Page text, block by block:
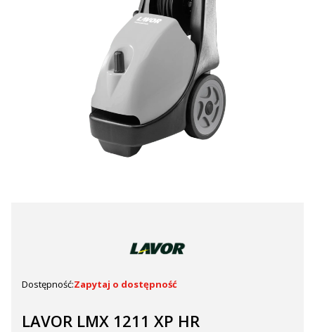
Dostępność:Zapytaj o dostępność
LAVOR LMX 1211 XP HR